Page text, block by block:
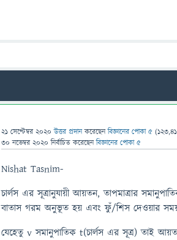
21 সেপ্টেম্বর 2020 উত্তর প্রদান করেছেনবিজ্ঞানের পোকা ৫ (
30 নভেম্বর 2020 নির্বাচিত করেছেনবিজ্ঞানের পোকা ৫
Nishat Tasnim-
চার্লস এর সূত্রানুযায়ী আয়তন, তাপমাত্রার
বাতাস গরম অনুভূত হয় এবং ফুঁ/শিস দেওয়ার সময়
যেহেতু v সমানুপাতিক t(চার্লস এর সূত্র) তাই